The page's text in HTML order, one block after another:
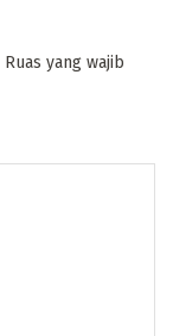
Ruas yang wajib